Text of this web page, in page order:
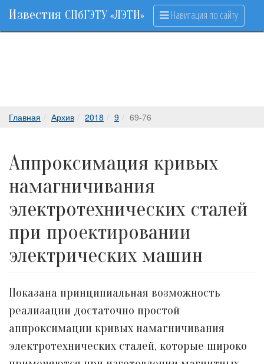
Известия СПбГЭТУ «ЛЭТИ» Навигация по сайту
Главная Архив 2018 9 69-76
Аппроксимация кривых
намагничивания
электротехнических сталей
при проектировании
электрических машин
Показана принципиальная возможность
реализации достаточно простой
аппроксимации кривых намагничивания
электротехнических сталей, которые широко